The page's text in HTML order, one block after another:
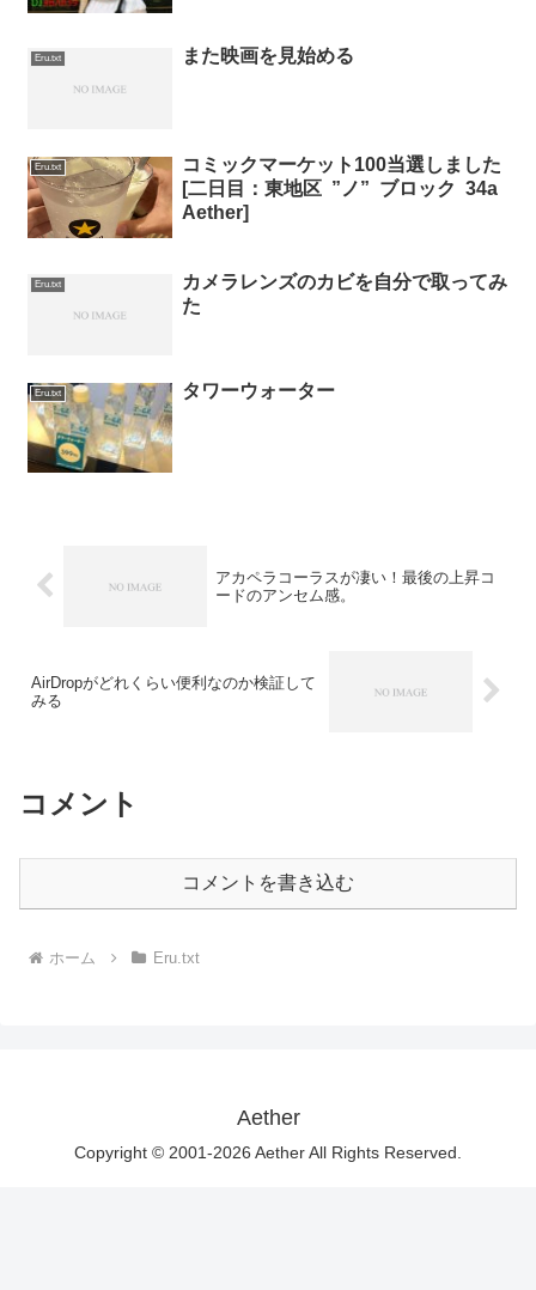
Eru.txt また映画を見始める
Eru.txt
コミックマーケット100当選しました
[二日目：東地区 ”ノ” ブロック 34a
Aether]
Eru.txt
カメラレンズのカビを自分で取ってみ
た
Eru.txt タワーウォーター
アカペラコーラスが凄い！最後の上昇コ
ードのアンセム感。
AirDropがどれくらい便利なのか検証して
みる
コメント
コメントを書き込む
ホーム Eru.txt
Aether
Copyright © 2001-2026 Aether All Rights Reserved.